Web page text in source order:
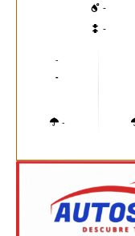
-
-
-
-
-